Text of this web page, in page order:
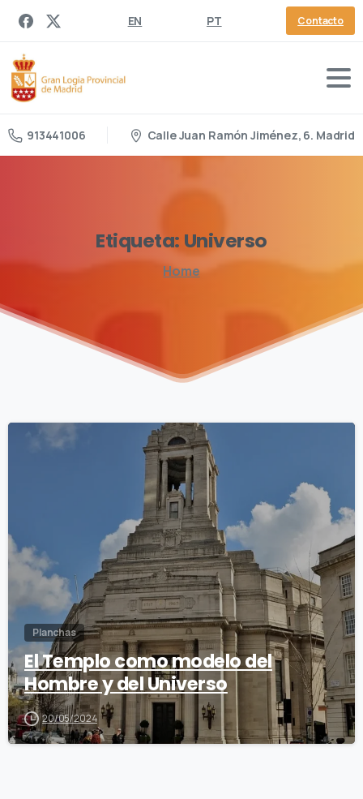
EN PT Contacto
913441006 Calle Juan Ramón Jiménez, 6. Madrid
Etiqueta: Universo
Home
Planchas
El Templo como modelo del
Hombre y del Universo
20/05/2024